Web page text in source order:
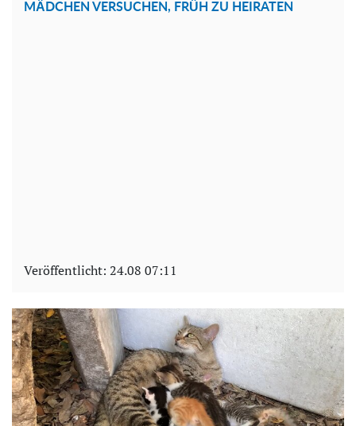
MÄDCHEN VERSUCHEN, FRÜH ZU HEIRATEN
Veröffentlicht: 24.08 07:11